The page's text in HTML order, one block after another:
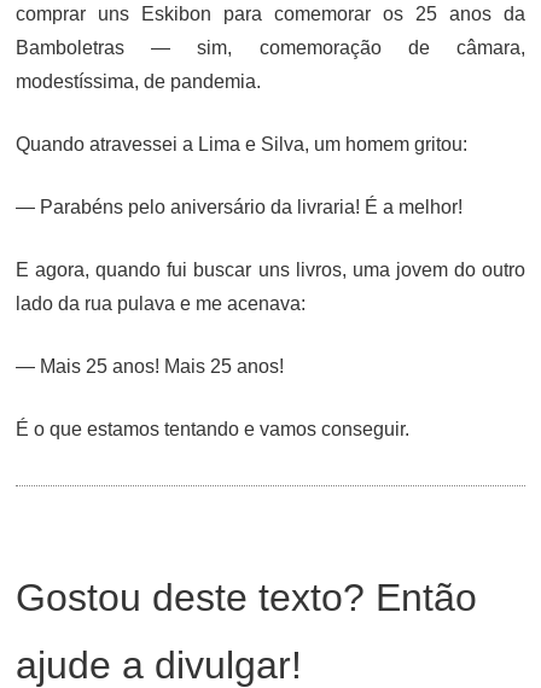
comprar uns Eskibon para comemorar os 25 anos da
Bamboletras — sim, comemoração de câmara,
modestíssima, de pandemia.
Quando atravessei a Lima e Silva, um homem gritou:
— Parabéns pelo aniversário da livraria! É a melhor!
E agora, quando fui buscar uns livros, uma jovem do outro
lado da rua pulava e me acenava:
— Mais 25 anos! Mais 25 anos!
É o que estamos tentando e vamos conseguir.
Gostou deste texto? Então
ajude a divulgar!